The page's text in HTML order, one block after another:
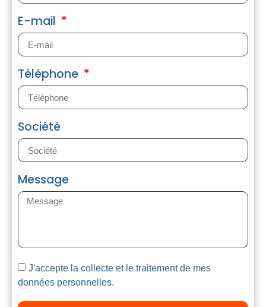
E-mail
Téléphone
Société
Message
J'accepte la collecte et le traitement de mes
données personnelles.